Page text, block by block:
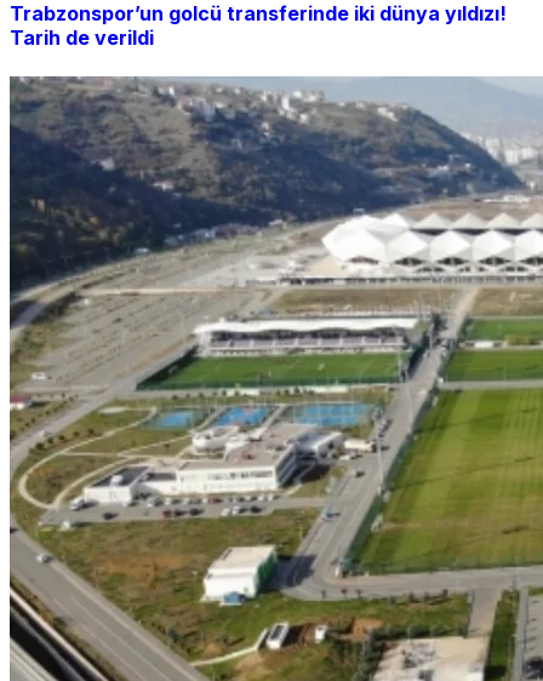
Trabzonspor’un golcü transferinde iki dünya yıldızı!
Tarih de verildi